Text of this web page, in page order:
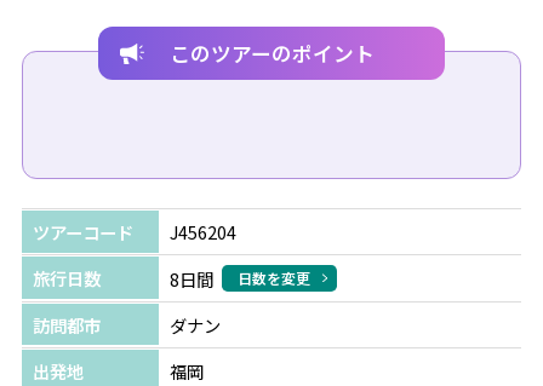
このツアーのポイント
ツアーコード
J456204
旅行日数
8日間 日数を変更
訪問都市
ダナン
出発地
福岡